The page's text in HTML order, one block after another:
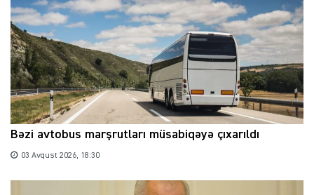
Bəzi avtobus marşrutları müsabiqəyə çıxarıldı
03 Avqust 2026, 18:30